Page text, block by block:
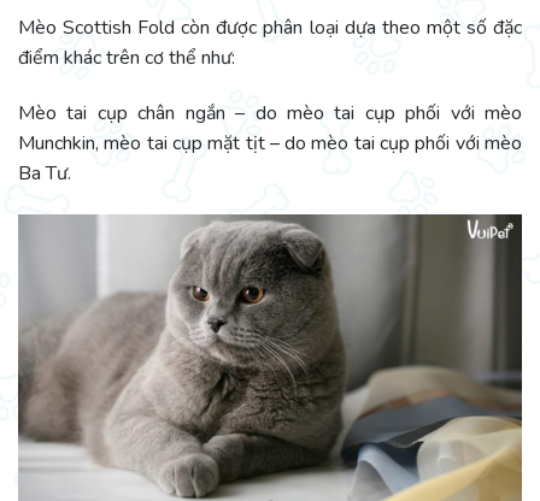
Mèo Scottish Fold còn được phân loại dựa theo một số đặc
điểm khác trên cơ thể như:
Mèo tai cụp chân ngắn – do mèo tai cụp phối với mèo
Munchkin, mèo tai cụp mặt tịt – do mèo tai cụp phối với mèo
Ba Tư.